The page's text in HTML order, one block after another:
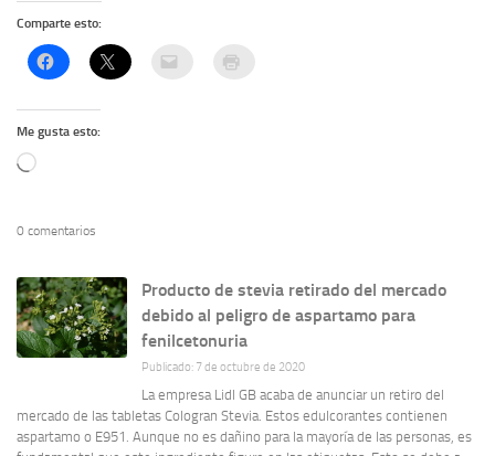
Comparte esto:
Me gusta esto:
Cargando...
0 comentarios
Producto de stevia retirado del mercado
debido al peligro de aspartamo para
fenilcetonuria
Publicado: 7 de octubre de 2020
La empresa Lidl GB acaba de anunciar un retiro del
mercado de las tabletas Cologran Stevia. Estos edulcorantes contienen
aspartamo o E951. Aunque no es dañino para la mayoría de las personas, es